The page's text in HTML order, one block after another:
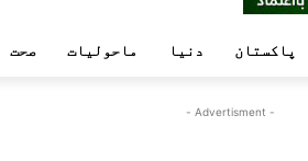
پاکستان دنیا ماحولیات صحت
- Advertisment -